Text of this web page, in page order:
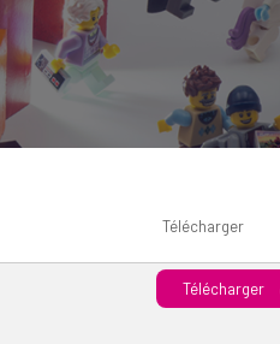
Télécharger
Télécharger